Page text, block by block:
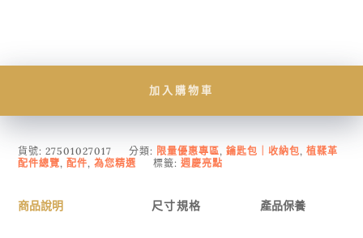
加入購物車
貨號:27501027017 分類: 限量優惠專區,鑰匙包｜收納包,植鞣革
配件總覽,配件,為您精選 標籤:週慶亮點
商品說明 尺寸規格 產品保養